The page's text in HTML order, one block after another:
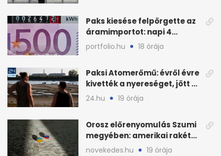
Paks kiesése felpörgette az
áramimportot: napi 4
milliárd forintos számla
portfolio.hu 18 órája
Paksi Atomerőmű: évről évre
kivették a nyereséget, jött a
baj
24.hu 19 órája
Orosz előrenyomulás Szumi
megyében: amerikai rakéták
is zsákmányként
novekedes.hu 19 órája